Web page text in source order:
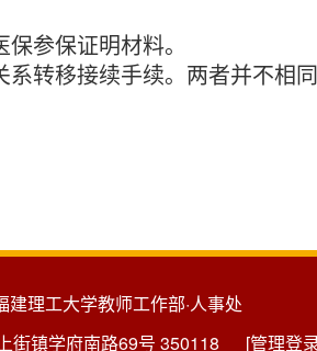
参保证明材料。
转移接续手续。两者并不相
建理工大学教师工作部·人事处
街镇学府南路69号 350118
[管理登